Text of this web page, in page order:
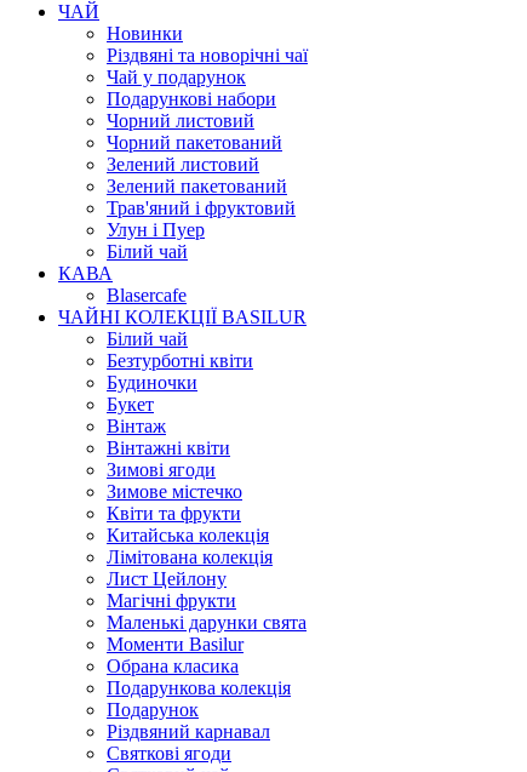
ЧАЙ
Новинки
Різдвяні та новорічні чаї
Чай у подарунок
Подарункові набори
Чорний листовий
Чорний пакетований
Зелений листовий
Зелений пакетований
Трав'яний і фруктовий
Улун і Пуер
Білий чай
КАВА
Blasercafe
ЧАЙНІ КОЛЕКЦІЇ BASILUR
Білий чай
Безтурботні квіти
Будиночки
Букет
Вінтаж
Вінтажні квіти
Зимові ягоди
Зимове містечко
Квіти та фрукти
Китайська колекція
Лімітована колекція
Лист Цейлону
Магічні фрукти
Маленькі дарунки свята
Моменти Basilur
Обрана класика
Подарункова колекція
Подарунок
Різдвяний карнавал
Святкові ягоди